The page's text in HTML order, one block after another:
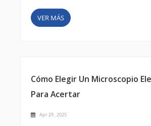
VER MÁS
Cómo Elegir Un Microscopio
Para Acertar
Apr 29 , 2025